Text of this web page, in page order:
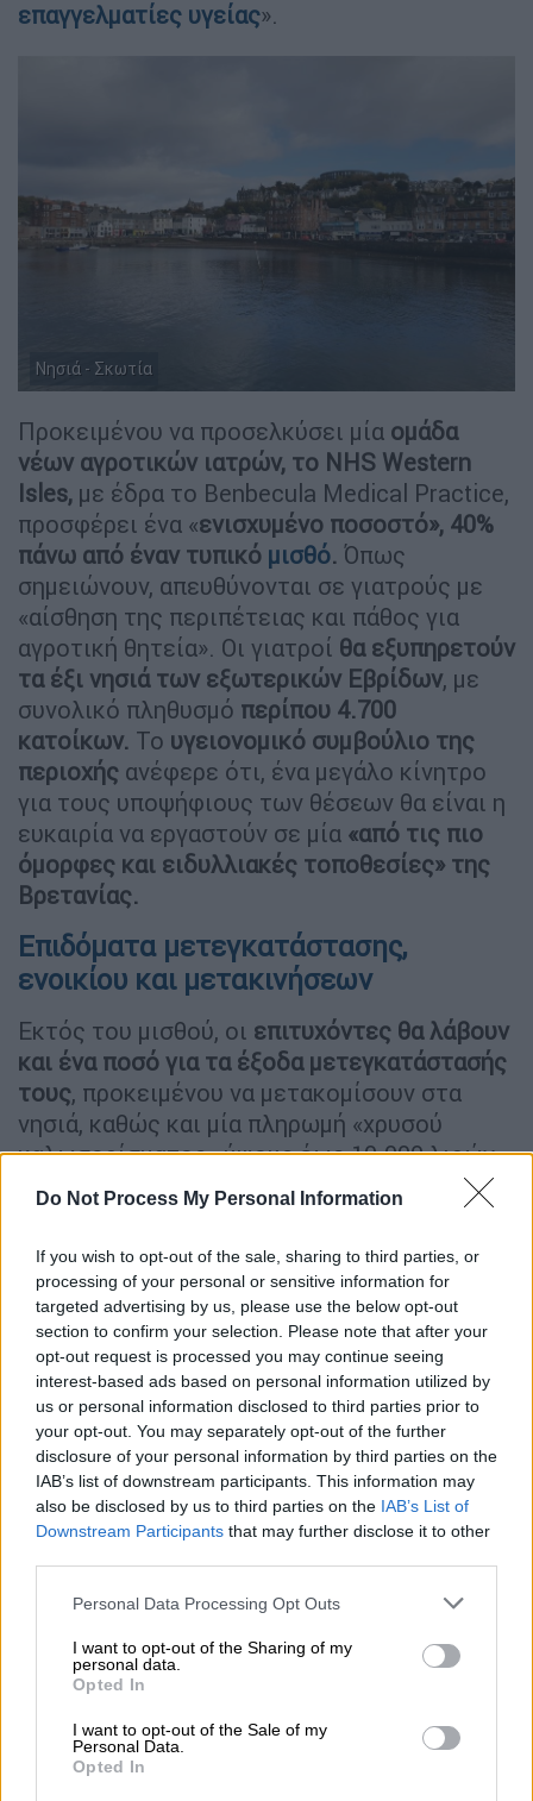
Do Not Process My Personal Information
If you wish to opt-out of the sale, sharing to third parties, or
processing of your personal or sensitive information for
targeted advertising by us, please use the below opt-out
section to confirm your selection. Please note that after your
opt-out request is processed you may continue seeing
interest-based ads based on personal information utilized by
us or personal information disclosed to third parties prior to
your opt-out. You may separately opt-out of the further
disclosure of your personal information by third parties on the
IAB’s list of downstream participants. This information may
also be disclosed by us to third parties on the IAB’s List of
Downstream Participants that may further disclose it to other
Please note that this website/app uses one or more Google
not limited to your visit or usage behaviour. You may click to
grant or deny consent to Google and its third-party tags to
use your data for below specified purposes in below Google
consent section.
Personal Data Processing Opt Outs
I want to opt-out of the Sharing of my
personal data.
Opted In
I want to opt-out of the Sale of my
Personal Data.
Opted In
επαγγελματίες υγείας».
Νησιά - Σκωτία
Προκειμένου να προσελκύσει μία ομάδα
νέων αγροτικών ιατρών, το NHS Western
Isles, με έδρα το Benbecula Medical Practice,
προσφέρει ένα «ενισχυμένο ποσοστό», 40%
πάνω από έναν τυπικό μισθό. Όπως
σημειώνουν, απευθύνονται σε γιατρούς με
«αίσθηση της περιπέτειας και πάθος για
αγροτική θητεία». Οι γιατροί θα εξυπηρετούν
τα έξι νησιά των εξωτερικών Εβρίδων, με
συνολικό πληθυσμό περίπου 4.700
κατοίκων. Το υγειονομικό συμβούλιο της
περιοχής ανέφερε ότι, ένα μεγάλο κίνητρο
για τους υποψήφιους των θέσεων θα είναι η
ευκαιρία να εργαστούν σε μία «από τις πιο
όμορφες και ειδυλλιακές τοποθεσίες» της
Βρετανίας.
Επιδόματα μετεγκατάστασης,
ενοικίου και μετακινήσεων
Εκτός του μισθού, οι επιτυχόντες θα λάβουν
και ένα ποσό για τα έξοδα μετεγκατάστασής
τους, προκειμένου να μετακομίσουν στα
νησιά, καθώς και μία πληρωμή «χρυσού
καλωσορίσματος» ύψους έως 10.000 λιρών
(11.687 ευρώ). Ο κ. Jamieson σημείωσε στο
BBC ότι, οι θέσεις, απευθύνονται σε
«συγκεκριμένο τύπο ανθρώπου που θέλει
αυτή τη δουλειά και την ευθύνη. Οπότε
προφανώς θέλουμε να τους ανταμείψουμε.
Δεν είναι για όλους (αυτή η ζωή). Αλλά
υπάρχουν άνθρωποι από όλο τον κόσμο που
αναζητούν μία τέτοια εμπειρία στην
απομακρυσμένη υγειονομική περίθαλψη».
Ο ίδιος τόνισε πως τοκέντρο NHS Western
Isles, όσον αφορά στις προσλήψεις,
αντιμετωπίζει ένα «ευρύ φάσμα
προκλήσεων». Όπως είπε, σύμβουλοι,
διοικητικό συμβούλιο καινοσηλευτές
βρίσκονται όλοι υπό πίεση
. Σημείωσε,
ωστόσο, πως ο ίδιος πιστεύει ότι
ο μισθός
αποτελεί κίνητρο
ζήσουν, να εργαστούν και να παραμείνουν
στην περιοχή». Όπως πρόσθεσε, «θέλουμε